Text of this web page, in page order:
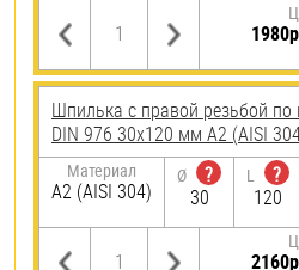
Шпилька с правой резьбой по
DIN 976 30х120 мм А2 (AISI
Материал
А2 (AISI 304)
Ø
?
30
L
?
120